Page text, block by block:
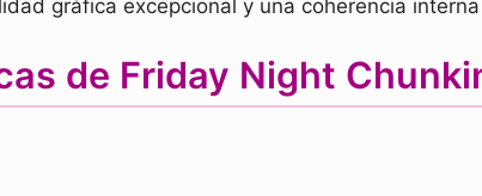
gráfica excepcional y una coherencia
de Friday Night